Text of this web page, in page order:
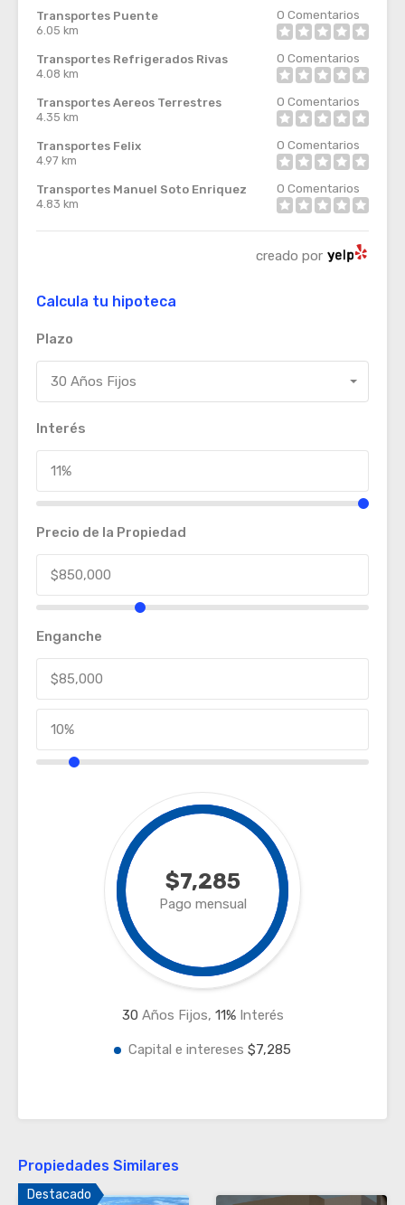
Transportes Puente
6.05 km
0 Comentarios
Transportes Refrigerados Rivas
4.08 km
0 Comentarios
Transportes Aereos Terrestres
4.35 km
0 Comentarios
Transportes Felix
4.97 km
0 Comentarios
Transportes Manuel Soto Enriquez
4.83 km
0 Comentarios
creado por
Calcula tu hipoteca
Plazo
30 Años Fijos
Interés
Precio de la Propiedad
Enganche
$7,285
Pago mensual
30 Años Fijos, 11%Interés
Capital e intereses $7,285
Propiedades Similares
Destacado